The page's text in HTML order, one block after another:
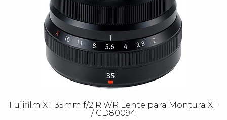
Fujifilm XF 35mm f/2 R WR Lente para Montura XF
/ CD80094